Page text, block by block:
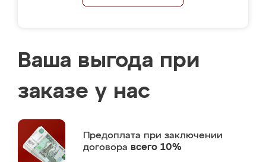
Ваша выгода при
заказе у нас
Предоплата при заключении
договора всего 10%